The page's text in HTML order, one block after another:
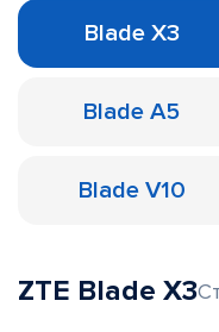
Blade X3
Blade A5
Blade V10
ZTE Blade X3